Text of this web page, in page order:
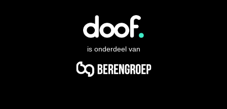
is onderdeel van